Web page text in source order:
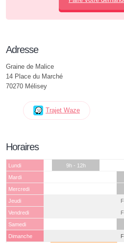
Adresse
Graine de Malice
14 Place du Marché
70270 Mélisey
Trajet Waze
Horaires
Lundi
9h - 12h
Mardi
Mercredi
Jeudi
Vendredi
Samedi
Dimanche